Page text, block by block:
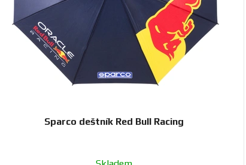
Sparco deštník Red Bull Racing